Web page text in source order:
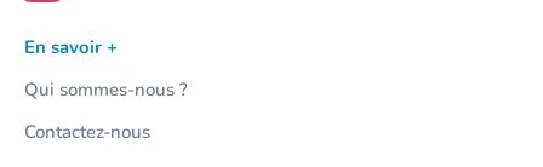
En savoir +
Qui sommes-nous ?
Contactez-nous